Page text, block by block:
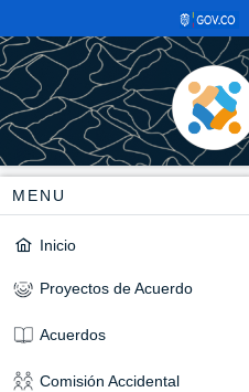
MENU
Inicio
Proyectos de Acuerdo
Acuerdos
Comisión Accidental